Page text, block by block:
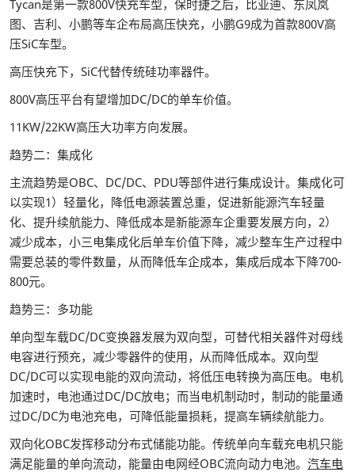
Tycan是第一款800V快充车型，保时捷之后，比亚迪、东凤岚
图、吉利、小鹏等车企布局高压快充，小鹏G9成为首款800V高
压SiC车型。
高压快充下，SiC代替传统硅功率器件。
800V高压平台有望增加DC/DC的单车价值。
11KW/22KW高压大功率方向发展。
趋势二：集成化
主流趋势是OBC、DC/DC、PDU等部件进行集成设计。集成化可
以实现1）轻量化，降低电源装置总重，促进新能源汽车轻量
化、提升续航能力、降低成本是新能源车企重要发展方向，2）
减少成本，小三电集成化后单车价值下降，减少整车生产过程中
需要总装的零件数量，从而降低车企成本，集成后成本下降700-
800元。
趋势三：多功能
单向型车载DC/DC变换器发展为双向型，可替代相关器件对母线
电容进行预充，减少零器件的使用，从而降低成本。双向型
DC/DC可以实现电能的双向流动，将低压电转换为高压电。电机
加速时，电池通过DC/DC放电；而当电机制动时，制动的能量通
过DC/DC为电池充电，可降低能量损耗，提高车辆续航能力。
双向化OBC发挥移动分布式储能功能。传统单向车载充电机只能
满足能量的单向流动，能量由电网经OBC流向动力电池。 汽车电